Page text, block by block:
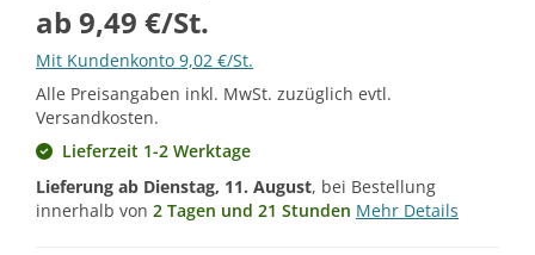
ab 9,49 €/St.
Mit Kundenkonto 9,02 €/St.
Alle Preisangaben inkl. MwSt. zuzüglich evtl.
Versandkosten.
Lieferzeit 1-2 Werktage
Lieferung ab Dienstag, 11. August, bei Bestellung
innerhalb von 2 Tagen und 21 Stunden Mehr Details